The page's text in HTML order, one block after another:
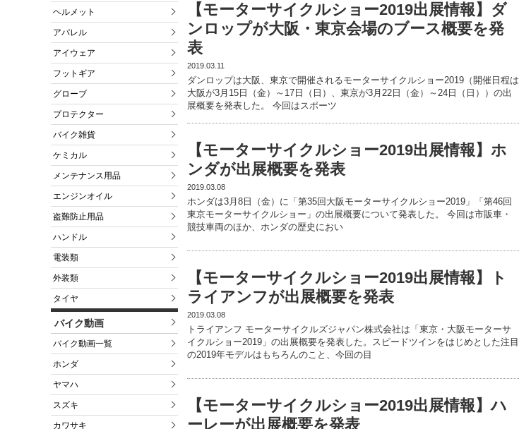
ヘルメット
アパレル
アイウェア
フットギア
グローブ
プロテクター
バイク雑貨
ケミカル
メンテナンス用品
エンジンオイル
盗難防止用品
ハンドル
電装類
外装類
タイヤ
バイク動画
バイク動画一覧
ホンダ
ヤマハ
スズキ
カワサキ
【モーターサイクルショー2019出展情報】ダ
ンロップが大阪・東京会場のブース概要を発
表
2019.03.11
ダンロップは大阪、東京で開催されるモーターサイクルショー2019（開催日程は
大阪が3月15日（金）～17日（日）、東京が3月22日（金）～24日（日））の出
展概要を発表した。 今回はスポーツ
【モーターサイクルショー2019出展情報】ホ
ンダが出展概要を発表
2019.03.08
ホンダは3月8日（金）に「第35回大阪モーターサイクルショー2019」「第46回
東京モーターサイクルショー」の出展概要について発表した。 今回は市販車・
競技車両のほか、ホンダの歴史におい
【モーターサイクルショー2019出展情報】ト
ライアンフが出展概要を発表
2019.03.08
トライアンフ モーターサイクルズジャパン株式会社は「東京・大阪モーターサ
イクルショー2019」の出展概要を発表した。スピードツインをはじめとした注目
の2019年モデルはもちろんのこと、今回の目
【モーターサイクルショー2019出展情報】ハ
ーレーが出展概要を発表